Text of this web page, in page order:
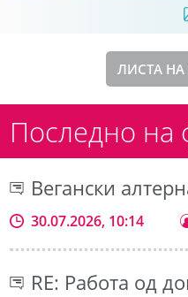
ЛИСТА НА
Последно на
Вегански
30.07.2026, 10:14
RE: Работа од